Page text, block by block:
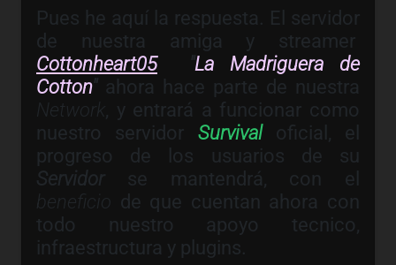
Pues he aquí la respuesta. El servidor
de nuestra amiga y streamer
Cottonheart05
"La Madriguera de
Cotton"ahora hace parte de nuestra
Network , y entrará a funcionar como
nuestro servidor Survivaloficial, el
progreso de los usuarios de su
Servidorse mantendrá, con el
beneficio de que cuentan ahora con
todo nuestro apoyo tecnico,
infraestructura y plugins.